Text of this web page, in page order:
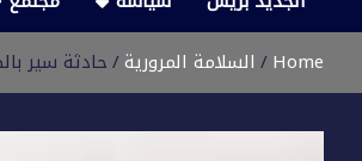
Home
السلامة المرورية حادثة سير